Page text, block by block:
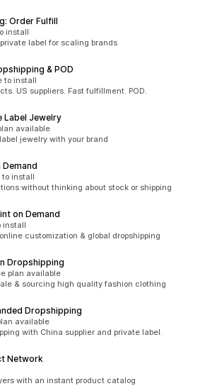
Order Fulfill
49
install
label for scaling brands
& POD
1173
to install
US suppliers. Fast fulfillment. POD.
Label Jewelry
44
available
jewelry with your brand
Demand
976
to install
without thinking about stock or shipping
on Demand
31
install
customization & global dropshipping
Dropshipping
1700
plan available
& sourcing high quality fashion clothing
Dropshipping
62
available
with China supplier and private label.
Network
75
with an instant product catalog